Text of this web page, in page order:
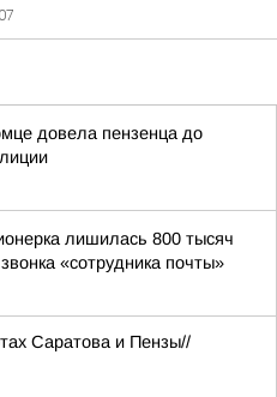
довела пензенца до
лишилась 800 тысяч
«сотрудника почты»
Саратова и Пензы//